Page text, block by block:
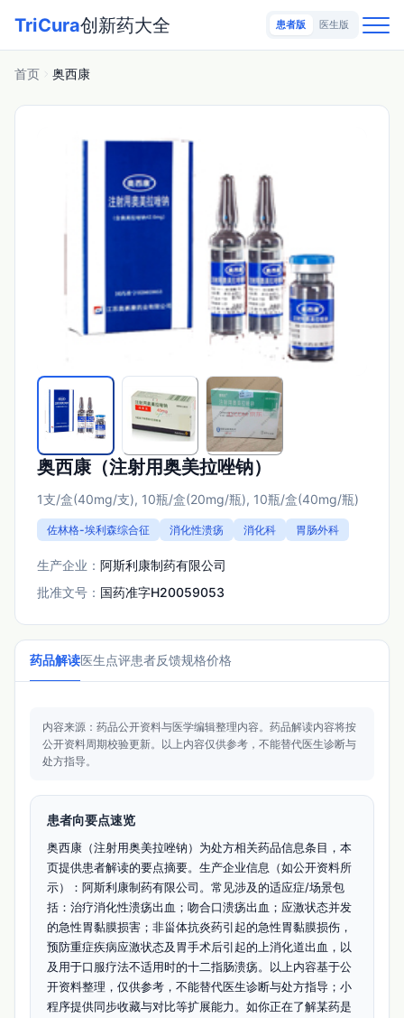
TriCura创新药大全 患者版 医生版
首页 奥西康
奥西康（注射用奥美拉唑钠）
1支/盒(40mg/支), 10瓶/盒(20mg/瓶), 10瓶/盒(40mg/瓶)
佐林格-埃利森综合征 消化性溃疡 消化科 胃肠外科
生产企业： 阿斯利康制药有限公司
批准文号： 国药准字H20059053
药品解读医生点评患者反馈规格价格
内容来源：药品公开资料与医学编辑整理内容。 药品解读内容将按
公开资料周期校验更新。 以上内容仅供参考，不能替代医生诊断与
处方指导。
患者向要点速览
奥西康（注射用奥美拉唑钠）为处方相关药品信息条目，本
页提供患者解读的要点摘要。生产企业信息（如公开资料所
示）：阿斯利康制药有限公司。常见涉及的适应症/场景包
括：治疗消化性溃疡出血；吻合口溃疡出血；应激状态并发
的急性胃黏膜损害；非甾体抗炎药引起的急性胃黏膜损伤，
预防重症疾病应激状态及胃手术后引起的上消化道出血，以
及用于口服疗法不适用时的十二指肠溃疡。以上内容基于公
开资料整理，仅供参考，不能替代医生诊断与处方指导；小
程序提供同步收藏与对比等扩展能力。如你正在了解某药是